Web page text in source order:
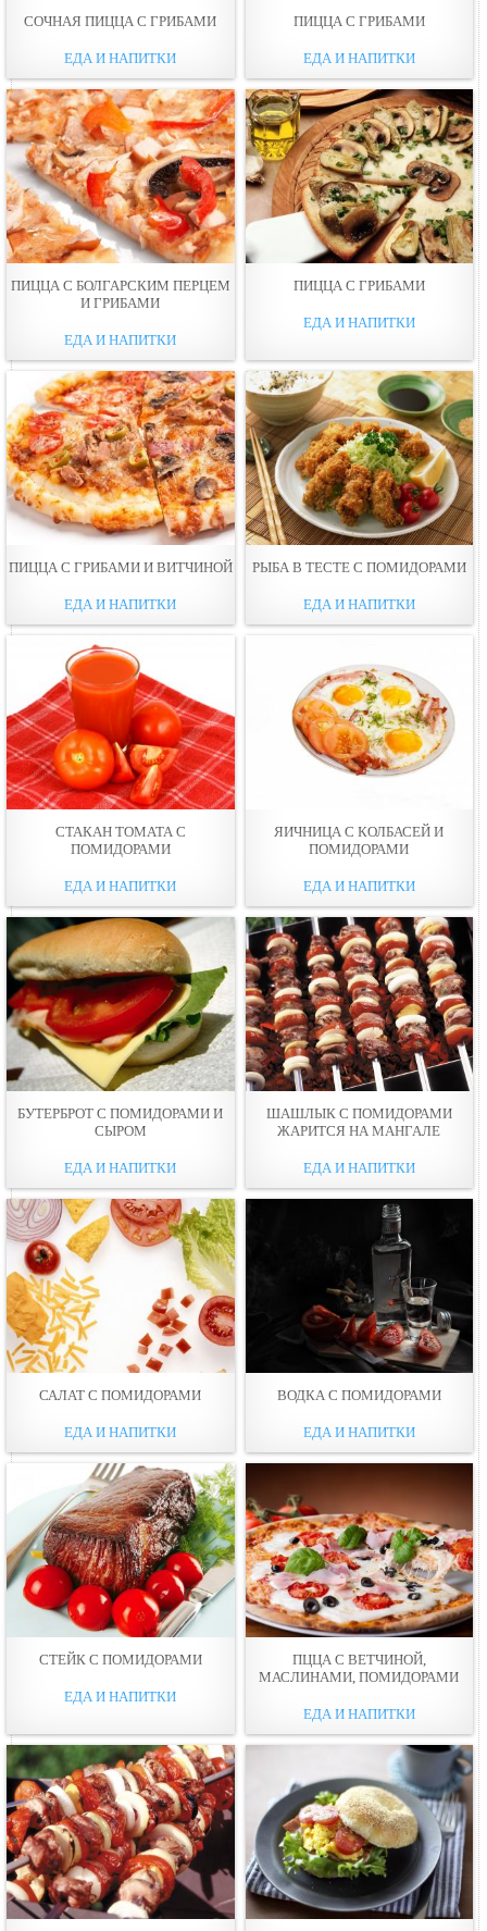
СОЧНАЯ ПИЦЦА С ГРИБАМИ
ЕДА И НАПИТКИ
ПИЦЦА С ГРИБАМИ
ЕДА И НАПИТКИ
ПИЦЦА С БОЛГАРСКИМ ПЕРЦЕМ
И ГРИБАМИ
ЕДА И НАПИТКИ
ПИЦЦА С ГРИБАМИ
ЕДА И НАПИТКИ
ПИЦЦА С ГРИБАМИ И ВИТЧИНОЙ
ЕДА И НАПИТКИ
РЫБА В ТЕСТЕ С ПОМИДОРАМИ
ЕДА И НАПИТКИ
СТАКАН ТОМАТА С
ПОМИДОРАМИ
ЕДА И НАПИТКИ
ЯИЧНИЦА С КОЛБАСЕЙ И
ПОМИДОРАМИ
ЕДА И НАПИТКИ
БУТЕРБРОТ С ПОМИДОРАМИ И
СЫРОМ
ЕДА И НАПИТКИ
ШАШЛЫК С ПОМИДОРАМИ
ЖАРИТСЯ НА МАНГАЛЕ
ЕДА И НАПИТКИ
САЛАТ С ПОМИДОРАМИ
ЕДА И НАПИТКИ
ВОДКА С ПОМИДОРАМИ
ЕДА И НАПИТКИ
СТЕЙК С ПОМИДОРАМИ
ЕДА И НАПИТКИ
ПЦЦА С ВЕТЧИНОЙ,
МАСЛИНАМИ, ПОМИДОРАМИ
ЕДА И НАПИТКИ